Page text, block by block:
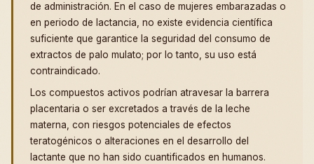
de administración. En el caso de mujeres embarazadas o
en periodo de lactancia, no existe evidencia científica
suficiente que garantice la seguridad del consumo de
extractos de palo mulato; por lo tanto, su uso está
contraindicado.
Los compuestos activos podrían atravesar la barrera
placentaria o ser excretados a través de la leche
materna, con riesgos potenciales de efectos
teratogénicos o alteraciones en el desarrollo del
lactante que no han sido cuantificados en humanos.